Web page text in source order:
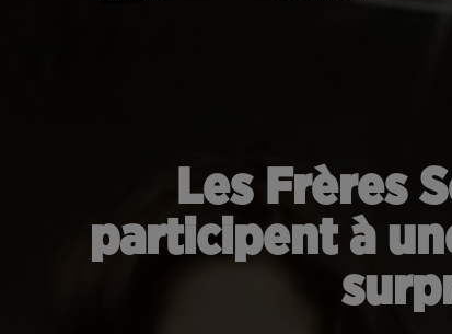
Les Frères
participent à